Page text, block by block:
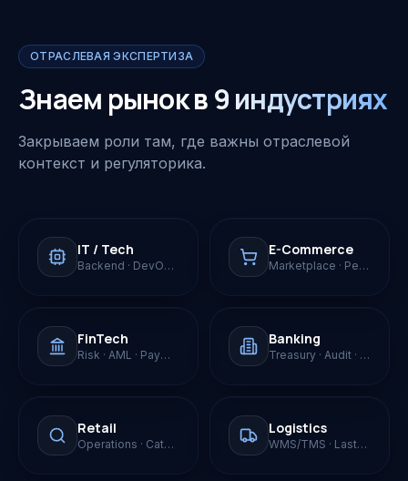
ОТРАСЛЕВАЯ ЭКСПЕРТИЗА
Знаем рынок в9 индустриях
Закрываем роли там, где важны отраслевой
контекст и регуляторика.
IT / Tech
Backend · DevOps · Data · CTO
E-Commerce
Marketplace · Performance
FinTech
Risk · AML · Payments · BNPL
Banking
Treasury · Audit · Retail/Corp
Retail
Operations · Category · Supply
Logistics
WMS/TMS · Last-mile